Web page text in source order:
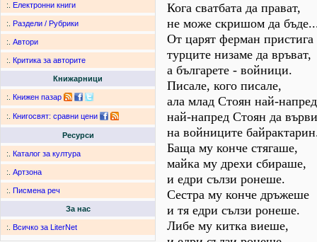
:. Електронни книги
:. Раздели / Рубрики
:. Автори
:. Критика за авторите
Книжарници
:. Книжен пазар
:. Книгосвят: сравни цени
Ресурси
:. Каталог за култура
:. Артзона
:. Писмена реч
За нас
:. Всичко за LiterNet
Кога сватбата да прават,
не може скришом да
От царят ферман пристига
турците низаме да връват,
а българете - войници.
Писале, кого писале,
ала млад Стоян най-
най-напред Стоян да
на войниците
Баща му конче стягаше,
майка му дрехи сбираше,
и едри сълзи ронеше.
Сестра му конче дръжеше
и тя едри сълзи ронеше.
Либе му китка виеше,